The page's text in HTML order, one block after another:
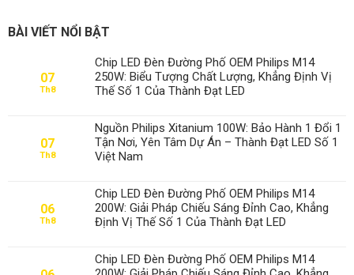
BÀI VIẾT NỔI BẬT
07
Th8
Chip LED Đèn Đường Phố OEM Philips M14
250W: Biểu Tượng Chất Lượng, Khẳng Định Vị
Thế Số 1 Của Thành Đạt LED
07
Th8
Nguồn Philips Xitanium 100W: Bảo Hành 1 Đổi 1
Tận Nơi, Yên Tâm Dự Án – Thành Đạt LED Số 1
Việt Nam
06
Th8
Chip LED Đèn Đường Phố OEM Philips M14
200W: Giải Pháp Chiếu Sáng Đỉnh Cao, Khẳng
Định Vị Thế Số 1 Của Thành Đạt LED
Chip LED Đèn Đường Phố OEM Philips M14